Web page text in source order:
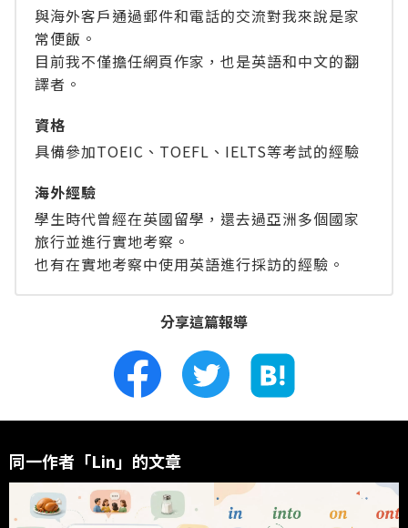
與海外客戶通過郵件和電話的交流對我來說是家
常便飯。
目前我不僅擔任網頁作家，也是英語和中文的翻
譯者。
資格
具備參加TOEIC、TOEFL、IELTS等考試的經驗
海外經驗
學生時代曾經在英國留學，還去過亞洲多個國家
旅行並進行實地考察。
也有在實地考察中使用英語進行採訪的經驗。
分享這篇報導
同一作者「Lin」的文章